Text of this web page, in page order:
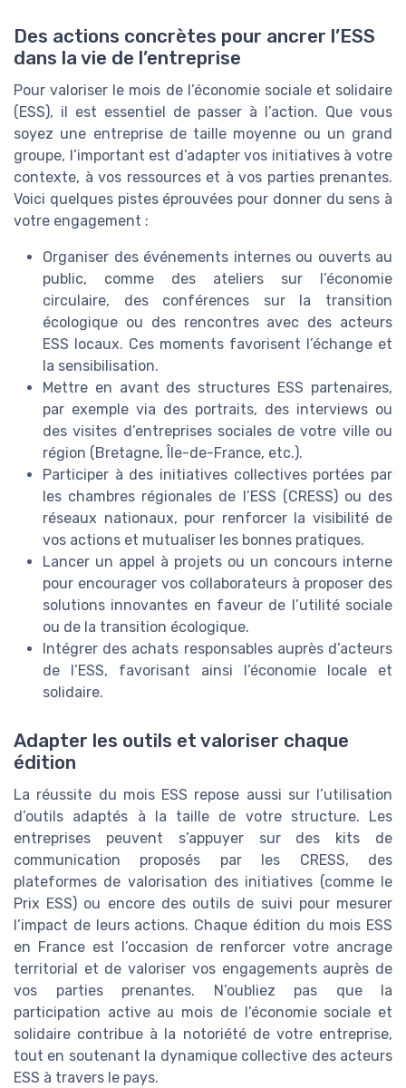
Des actions concrètes pour ancrer l’ESS
dans la vie de l’entreprise
Pour valoriser le mois de l’économie sociale et solidaire
(ESS), il est essentiel de passer à l’action. Que vous
soyez une entreprise de taille moyenne ou un grand
groupe, l’important est d’adapter vos initiatives à votre
contexte, à vos ressources et à vos parties prenantes.
Voici quelques pistes éprouvées pour donner du sens à
votre engagement :
Organiser des événements internes ou ouverts au
public, comme des ateliers sur l’économie
circulaire, des conférences sur la transition
écologique ou des rencontres avec des acteurs
ESS locaux. Ces moments favorisent l’échange et
la sensibilisation.
Mettre en avant des structures ESS partenaires,
par exemple via des portraits, des interviews ou
des visites d’entreprises sociales de votre ville ou
région (Bretagne, Île-de-France, etc.).
Participer à des initiatives collectives portées par
les chambres régionales de l’ESS (CRESS) ou des
réseaux nationaux, pour renforcer la visibilité de
vos actions et mutualiser les bonnes pratiques.
Lancer un appel à projets ou un concours interne
pour encourager vos collaborateurs à proposer des
solutions innovantes en faveur de l’utilité sociale
ou de la transition écologique.
Intégrer des achats responsables auprès d’acteurs
de l’ESS, favorisant ainsi l’économie locale et
solidaire.
Adapter les outils et valoriser chaque
édition
La réussite du mois ESS repose aussi sur l’utilisation
d’outils adaptés à la taille de votre structure. Les
entreprises peuvent s’appuyer sur des kits de
communication proposés par les CRESS, des
plateformes de valorisation des initiatives (comme le
Prix ESS) ou encore des outils de suivi pour mesurer
l’impact de leurs actions. Chaque édition du mois ESS
en France est l’occasion de renforcer votre ancrage
territorial et de valoriser vos engagements auprès de
vos parties prenantes. N’oubliez pas que la
participation active au mois de l’économie sociale et
solidaire contribue à la notoriété de votre entreprise,
tout en soutenant la dynamique collective des acteurs
ESS à travers le pays.